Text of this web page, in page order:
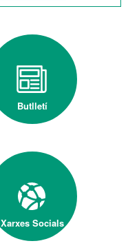
Butlletí
Xarxes Socials